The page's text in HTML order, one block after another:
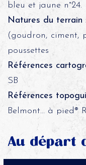
bleu et jaune n°24.
Natures du terrain
(goudron, ciment,
poussettes
Références
SB
Références
Belmont… à pied®
Au départ